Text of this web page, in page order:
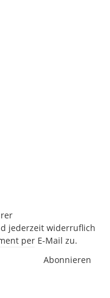
jederzeit widerruflich
per E-Mail zu.
Abonnieren